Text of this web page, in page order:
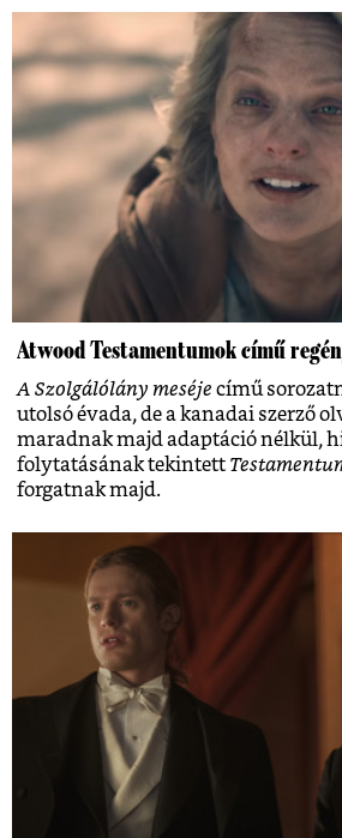
Atwood Testamentumok című
A Szolgálólány meséje című
utolsó évada, de a kanadai szerző
maradnak majd adaptáció nélkül,
folytatásának tekintett
forgatnak majd.